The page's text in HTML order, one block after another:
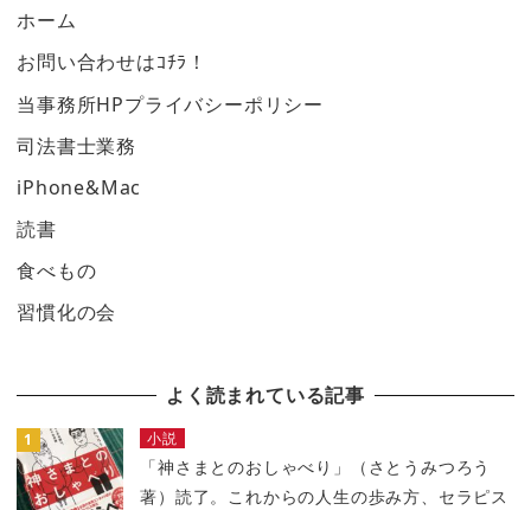
ホーム
お問い合わせはｺﾁﾗ！
当事務所HPプライバシーポリシー
司法書士業務
iPhone&Mac
読書
食べもの
習慣化の会
よく読まれている記事
小説
「神さまとのおしゃべり」（さとうみつろう
著）読了。これからの人生の歩み方、セラピス